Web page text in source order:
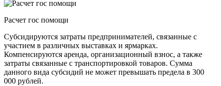
Расчет гос помощи
Субсидируются затраты предпринимателей, связанные с
участием в различных выставках и ярмарках.
Компенсируются аренда, организационный взнос, а также
затраты связанные с транспортировкой товаров. Сумма
данного вида субсидий не может превышать предела в 300
000 рублей.